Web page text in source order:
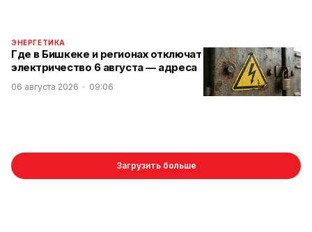
ЭНЕРГЕТИКА
Где в Бишкеке и регионах отключат
электричество 6 августа — адреса
06 августа 2026 09:06
Загрузить больше